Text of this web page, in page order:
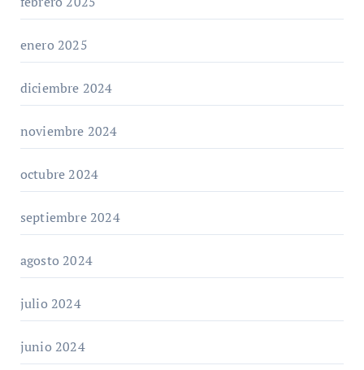
enero 2025
diciembre 2024
noviembre 2024
octubre 2024
septiembre 2024
agosto 2024
julio 2024
junio 2024